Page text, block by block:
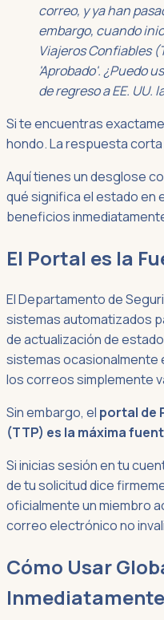
correo, y ya han
embargo, cuando
Viajeros Confiables
'Aprobado'. ¿Puedo
de regreso a EE. UU.
Si te encuentras
hondo. La respuesta
Aquí tienes un desglose
qué significa el estado en
beneficios
El Portal es la
El Departamento de
sistemas automatizados
de actualización de
sistemas ocasionalmente
los correos simplemente
Sin embargo, el portal de
(TTP) es la máxima
Si inicias sesión en tu
de tu solicitud dice
oficialmente un miembro
correo electrónico no
Cómo Usar